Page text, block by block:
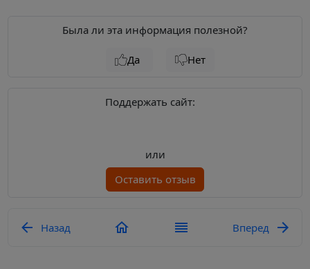
Была ли эта информация полезной?
Да Нет
Поддержать сайт:
или
Оставить отзыв
Назад Вперед